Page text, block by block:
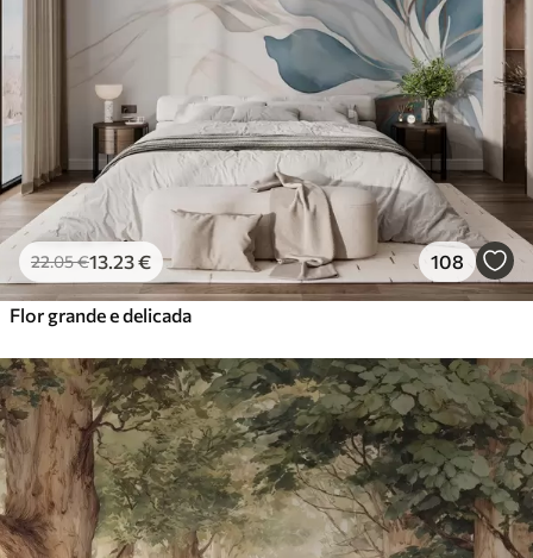
22.05€13 .23€ 108
Flor grande e delicada